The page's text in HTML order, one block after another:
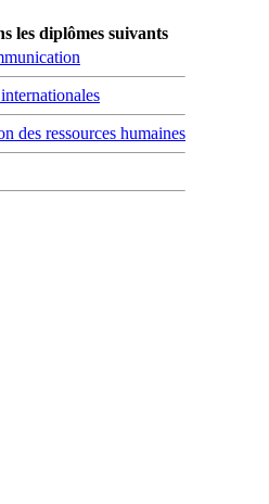
les diplômes suivants
des ressources humaines